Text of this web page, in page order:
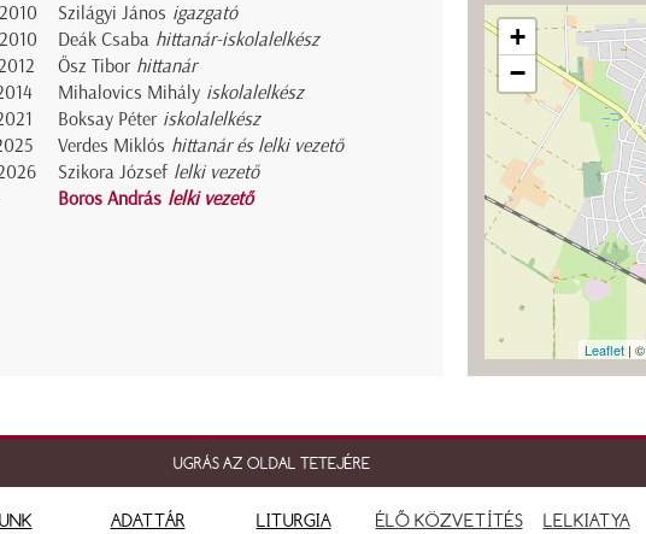
+
−
Leaflet | ©
Szilágyi János igazgató
Deák Csaba hittanár-iskolalelkész
Ősz Tibor hittanár
Mihalovics Mihály iskolalelkész
Boksay Péter iskolalelkész
Verdes Miklós hittanár és lelki vezető
Szikora József lelki vezető
Boros András lelki vezető
UGRÁS AZ OLDAL TETEJÉRE
ADATTÁR LITURGIA ÉLŐ KÖZVETÍTÉS LELKIATYA